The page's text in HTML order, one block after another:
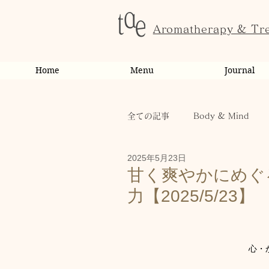
Aromatherapy &
Home Menu Journal
全ての記事 Body & Mind
お客様の変化・ご感想
か
甘く爽やかにめ
力【2025/5/23】
2025年5月23日
心・